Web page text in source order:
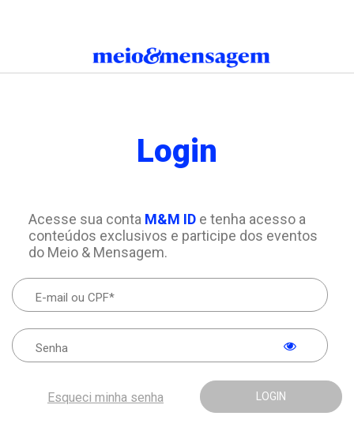
Login
Acesse sua conta M&M IDe tenha acesso a
conteúdos exclusivos e participe dos eventos
do Meio & Mensagem.
LOGIN
Esqueci minha senha